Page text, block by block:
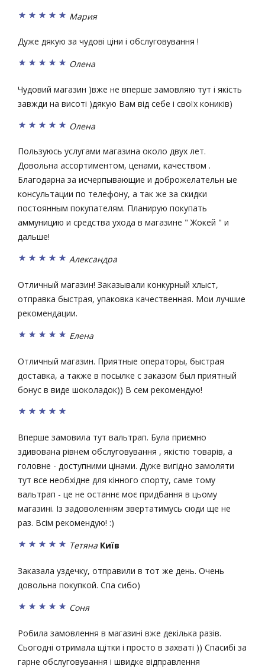
Мария
Дуже дякую за чудові ціни і обслуговування !
Олена
Чудовий магазин )вже не вперше замовляю тут і якість
завжди на висоті )дякую Вам від себе і своїх коників)
Олена
Пользуюсь услугами магазина около двух лет.
Довольна ассортиментом, ценами, качеством .
Благодарна за исчерпывающие и доброжелательн ые
консультации по телефону, а так же за скидки
постоянным покупателям. Планирую покупать
аммуницию и средства ухода в магазине " Жокей " и
дальше!
Александра
Отличный магазин! Заказывали конкурный хлыст,
отправка быстрая, упаковка качественная. Мои лучшие
рекомендации.
Елена
Отличный магазин. Приятные операторы, быстрая
доставка, а также в посылке с заказом был приятный
бонус в виде шоколадок)) В сем рекомендую!
Вперше замовила тут вальтрап. Була приємно
здивована рівнем обслуговування , якістю товарів, а
головне - доступними цінами. Дуже вигідно замоляти
тут все необхідне для кінного спорту, саме тому
вальтрап - це не останнє моє придбання в цьому
магазині. Із задоволенням звертатимусь сюди ще не
раз. Всім рекомендую! :)
Тетяна Київ
Заказала уздечку, отправили в тот же день. Очень
довольна покупкой. Спа сибо)
Соня
Робила замовлення в магазині вже декілька разів.
Сьогодні отримала щітки і просто в захваті )) Спасибі за
гарне обслуговування і швидке відправлення